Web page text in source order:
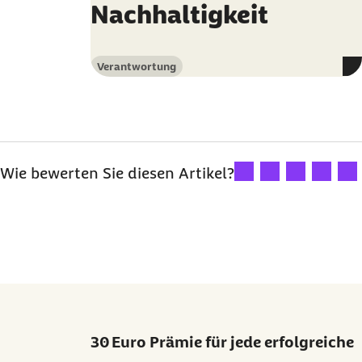
Nachhaltigkeit
Kategorie
Verantwortung
Wie bewerten Sie diesen Artikel?Ihre Bewertung: 1 Stern
Ihre Bewertung: 2
Ihre Ihre Ihre
30 Euro Prämie für jede erfolgreiche